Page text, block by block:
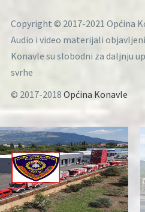
Copyright © 2017-2021 Općina
Audio i video materijali
Konavle su slobodni za daljnju
svrhe
© 2017-2018 Općina Konavle